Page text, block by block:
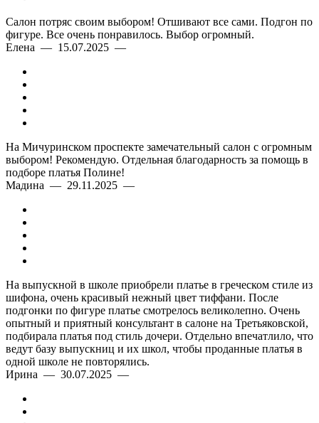
Салон потряс своим выбором! Отшивают все сами. Подгон по
фигуре. Все очень понравилось. Выбор огромный.
Елена — 15.07.2025 —
На Мичуринском проспекте замечательный салон с огромным
выбором! Рекомендую. Отдельная благодарность за помощь в
подборе платья Полине!
Мадина — 29.11.2025 —
На выпускной в школе приобрели платье в греческом стиле из
шифона, очень красивый нежный цвет тиффани. После
подгонки по фигуре платье смотрелось великолепно. Очень
опытный и приятный консультант в салоне на Третьяковской,
подбирала платья под стиль дочери. Отдельно впечатлило, что
ведут базу выпускниц и их школ, чтобы проданные платья в
одной школе не повторялись.
Ирина — 30.07.2025 —